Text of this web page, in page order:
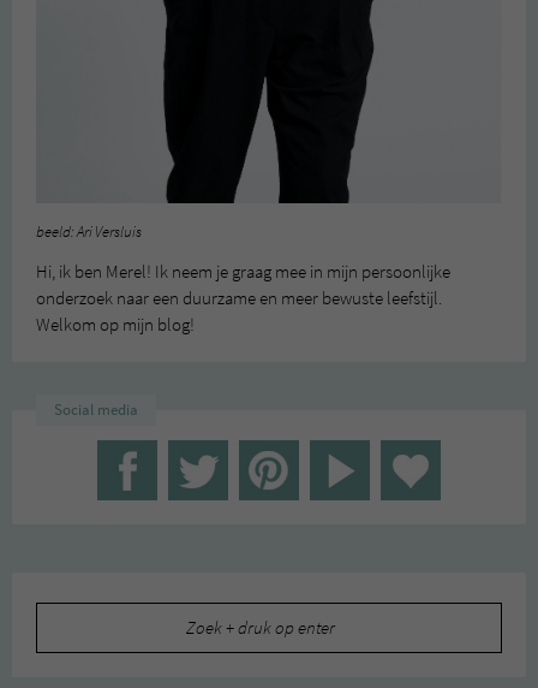
beeld: Ari Versluis
Hi, ik ben Merel! Ik neem je graag mee in mijn persoonlijke
onderzoek naar een duurzame en meer bewuste leefstijl.
Welkom op mijn blog!
Social media